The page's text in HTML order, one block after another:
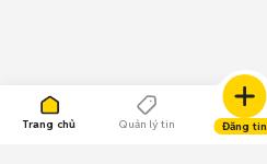
Trang chủ Quản lý tin Đăng tin